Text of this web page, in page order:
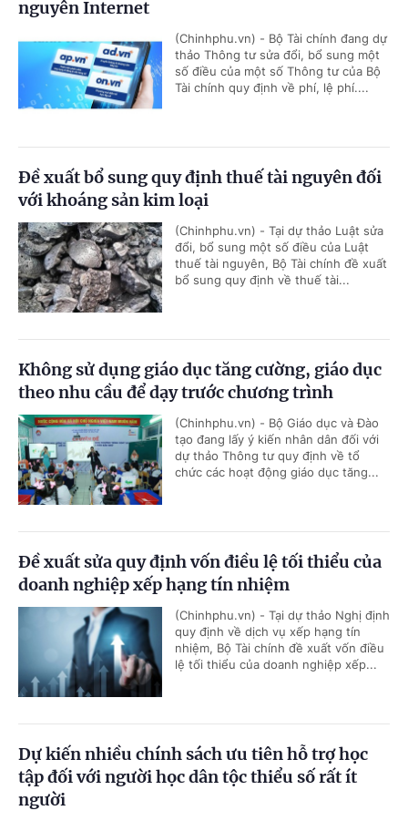
nguyên Internet
(Chinhphu.vn) - Bộ Tài chính đang dự
thảo Thông tư sửa đổi, bổ sung một
số điều của một số Thông tư của Bộ
Tài chính quy định về phí, lệ phí....
Đề xuất bổ sung quy định thuế tài nguyên đối
với khoáng sản kim loại
(Chinhphu.vn) - Tại dự thảo Luật sửa
đổi, bổ sung một số điều của Luật
thuế tài nguyên, Bộ Tài chính đề xuất
bổ sung quy định về thuế tài...
Không sử dụng giáo dục tăng cường, giáo dục
theo nhu cầu để dạy trước chương trình
(Chinhphu.vn) - Bộ Giáo dục và Đào
tạo đang lấy ý kiến nhân dân đối với
dự thảo Thông tư quy định về tổ
chức các hoạt động giáo dục tăng...
Đề xuất sửa quy định vốn điều lệ tối thiểu của
doanh nghiệp xếp hạng tín nhiệm
(Chinhphu.vn) - Tại dự thảo Nghị định
quy định về dịch vụ xếp hạng tín
nhiệm, Bộ Tài chính đề xuất vốn điều
lệ tối thiểu của doanh nghiệp xếp...
Dự kiến nhiều chính sách ưu tiên hỗ trợ học
tập đối với người học dân tộc thiểu số rất ít
người